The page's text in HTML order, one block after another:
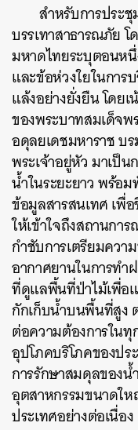
สำหรับการประ
บรรเทาสาธารณภัย
มหาดไทยระบุตอนห
และข้อห่วงใยในกา
แล้งอย่างยั่งยืน โดย
ของพระบาทสมเด็จ
อดุลยเดชมหาราช บ
พระเจ้าอยู่หัว มาเป็
น้ำในระยะยาว พร้อ
ข้อมูลสารสนเทศ เพื่
ให้เข้าใจถึงสถานกา
กำชับการเตรียมควา
อากาศยานในการท
ที่ดูแลพื้นที่ป่าไม้เพื่อ
กักเก็บน้ำบนพื้นที่สูง
ต่อความต้องการใน
อุปโภคบริโภคของป
การรักษาสมดุลของน้
อุตสาหกรรมขนาดใ
ประเทศอย่างต่อเนื่อง